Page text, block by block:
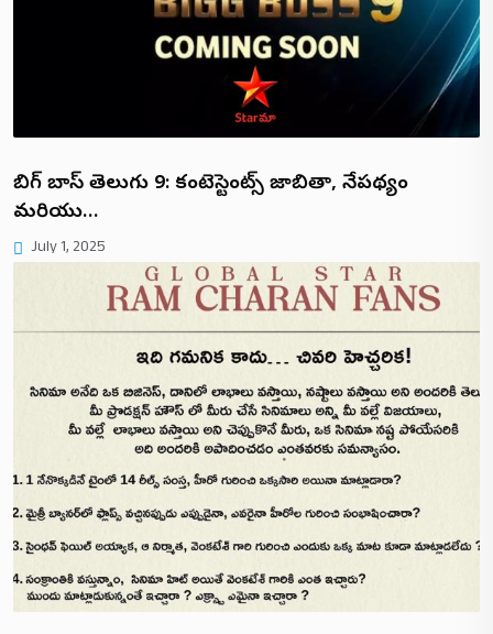
బిగ్ బాస్ తెలుగు 9: కంటెస్టెంట్స్ జాబితా, నేపథ్యం
మరియు…
July 1, 2025